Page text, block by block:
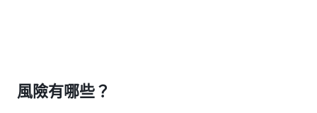
風險有哪些？